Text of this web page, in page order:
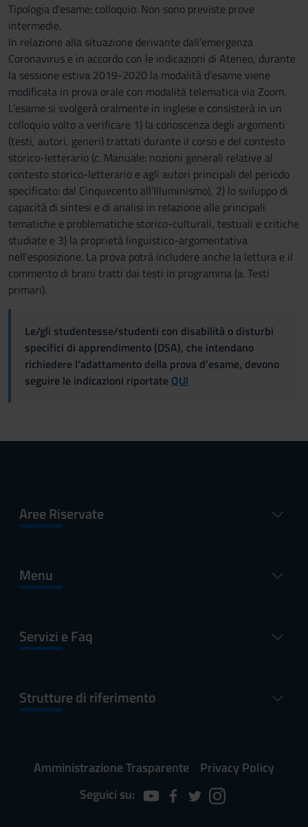
Tipologia d'esame: colloquio. Non sono previste prove
intermedie.
In relazione alla situazione derivante dall’emergenza
Coronavirus e in accordo con le indicazioni di Ateneo, durante
la sessione estiva 2019-2020 la modalità d’esame viene
modificata in prova orale con modalità telematica via Zoom.
L’esame si svolgerà oralmente in inglese e consisterà in un
colloquio volto a verificare 1) la conoscenza degli argomenti
(testi, autori, generi) trattati durante il corso e del contesto
storico-letterario (c. Manuale: nozioni generali relative al
contesto storico-letterario e agli autori principali del periodo
specificato: dal Cinquecento all’Illuminismo), 2) lo sviluppo di
capacità di sintesi e di analisi in relazione alle principali
tematiche e problematiche storico-culturali, testuali e critiche
studiate e 3) la proprietà linguistico-argomentativa
nell’esposizione. La prova potrà includere anche la lettura e il
commento di brani tratti dai testi in programma (a. Testi
primari).
Le/gli studentesse/studenti con disabilità o disturbi
specifici di apprendimento (DSA), che intendano
richiedere l'adattamento della prova d'esame, devono
seguire le indicazioni riportate QUI
Aree Riservate
Menu
Servizi e Faq
Strutture di riferimento
Amministrazione Trasparente
Privacy Policy
Seguici su: